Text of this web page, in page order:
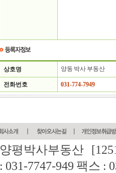
상호명 양동 박사 부동산
전화번호 031-774-7949
양평박사부동산
: 031-7747-949 팩스 :